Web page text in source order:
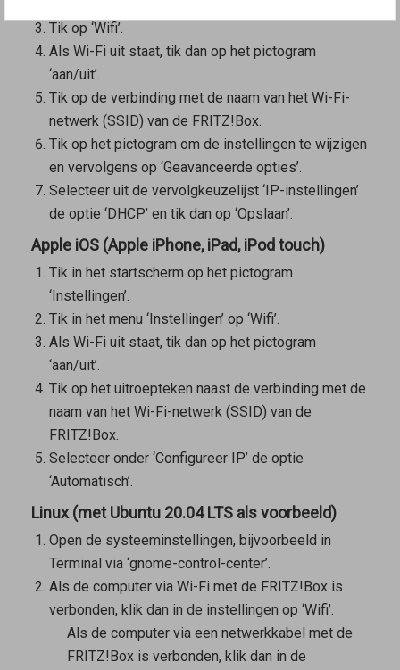
Tik op ‘Wifi’.
Als Wi-Fi uit staat, tik dan op het pictogram
‘aan/uit’.
Tik op de verbinding met de naam van het Wi-Fi-
netwerk (SSID) van de FRITZ!Box.
Tik op het pictogram om de instellingen te wijzigen
en vervolgens op ‘Geavanceerde opties’.
Selecteer uit de vervolgkeuzelijst ‘IP-instellingen’
de optie ‘DHCP’ en tik dan op ‘Opslaan’.
Apple iOS (Apple iPhone, iPad, iPod touch)
Tik in het startscherm op het pictogram
‘Instellingen’.
Tik in het menu ‘Instellingen’ op ‘Wifi’.
Als Wi-Fi uit staat, tik dan op het pictogram
‘aan/uit’.
Tik op het uitroepteken naast de verbinding met de
naam van het Wi-Fi-netwerk (SSID) van de
FRITZ!Box.
Selecteer onder ‘Configureer IP’ de optie
‘Automatisch’.
Linux (met Ubuntu 20.04 LTS als voorbeeld)
Open de systeeminstellingen, bijvoorbeeld in
Terminal via ‘gnome-control-center’.
Als de computer via Wi-Fi met de FRITZ!Box is
verbonden, klik dan in de instellingen op ‘Wifi’.
Als de computer via een netwerkkabel met de
FRITZ!Box is verbonden, klik dan in de